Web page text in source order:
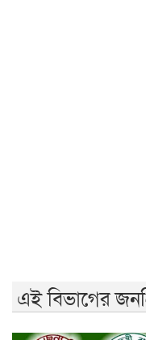
এই বিভাগের